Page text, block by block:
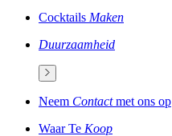
Cocktails Maken
Duurzaamheid
Neem Contactmet ons op
Waar Te Koop